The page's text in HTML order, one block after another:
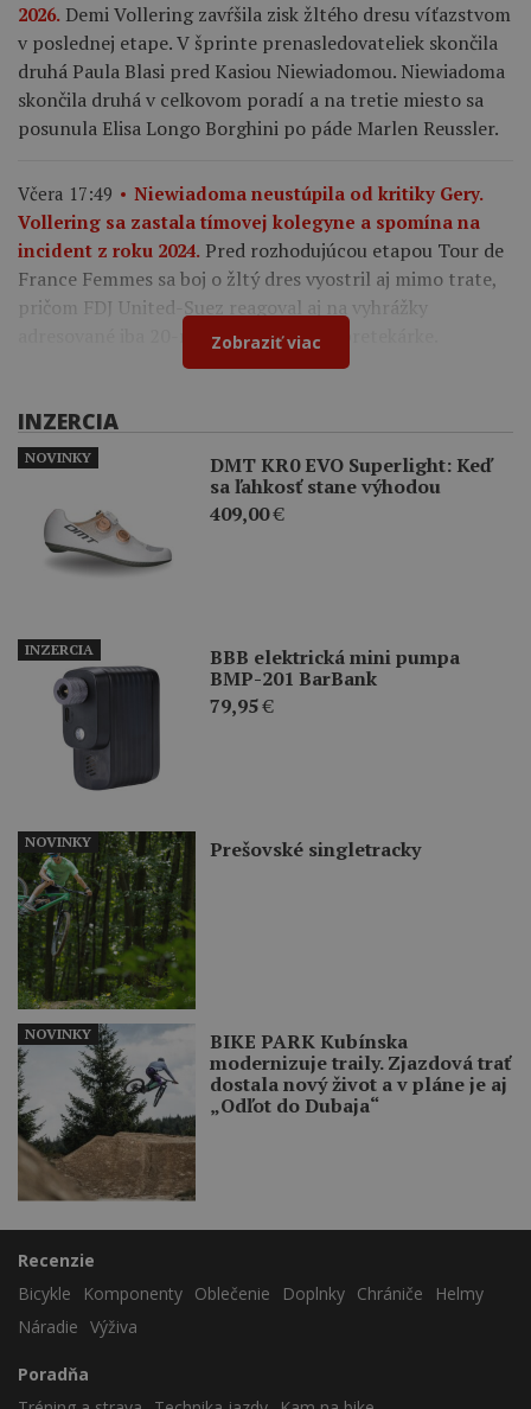
2026. Demi Vollering zavŕšila zisk žltého dresu víťazstvom
v poslednej etape. V šprinte prenasledovateliek skončila
druhá Paula Blasi pred Kasiou Niewiadomou. Niewiadoma
skončila druhá v celkovom poradí a na tretie miesto sa
posunula Elisa Longo Borghini po páde Marlen Reussler.
Včera 17:49
Niewiadoma neustúpila od kritiky Gery.
Vollering sa zastala tímovej kolegyne a spomína na
incident z roku 2024. Pred rozhodujúcou etapou Tour de
France Femmes sa boj o žltý dres vyostril aj mimo trate,
pričom FDJ United-Suez reagoval aj na vyhrážky
adresované iba 20-ročnej francúzskej pretekárke.
Zobraziť viac
INZERCIA
DMT KR0 EVO Superlight: Keď
sa ľahkosť stane výhodou
409,00€
NOVINKY
BBB elektrická mini pumpa
BMP-201 BarBank
79,95€
INZERCIA
Prešovské singletracky
NOVINKY
BIKE PARK Kubínska
modernizuje traily. Zjazdová trať
dostala nový život a v pláne je aj
„Odľot do Dubaja“
NOVINKY
Recenzie
Bicykle
Komponenty Oblečenie Doplnky Chrániče
Helmy
Náradie Výživa
Poradňa